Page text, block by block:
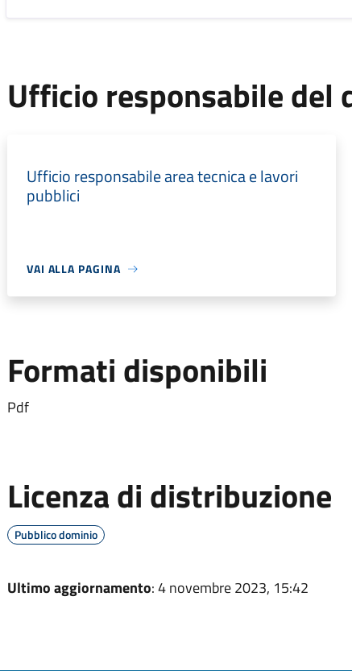
Ufficio responsabile del
Ufficio responsabile area tecnica e lavori
pubblici
VAI ALLA PAGINA
Formati disponibili
Pdf
Licenza di distribuzione
Pubblico dominio
Ultimo aggiornamento: 4 novembre 2023, 15:42